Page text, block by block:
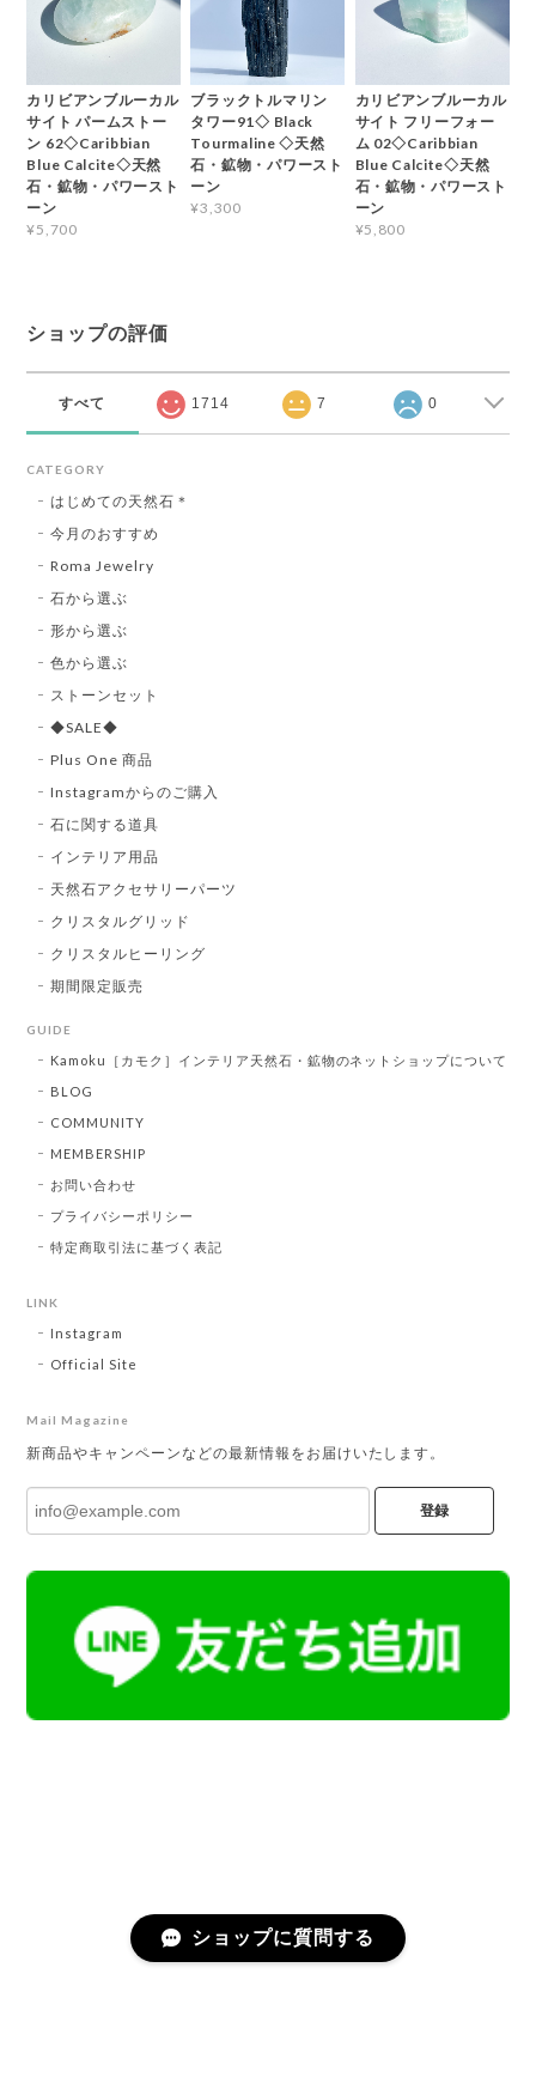
カリビアンブルーカル
サイト パームストー
ン 62◇Caribbian
Blue Calcite◇天然
石・鉱物・パワースト
ーン
¥5,700
ブラックトルマリン
タワー91◇ Black
Tourmaline ◇天然
石・鉱物・パワースト
ーン
¥3,300
カリビアンブルーカル
サイト フリーフォー
ム 02◇Caribbian
Blue Calcite◇天然
石・鉱物・パワースト
ーン
¥5,800
ショップの評価
すべて 1714 7 0
CATEGORY
はじめての天然石＊
今月のおすすめ
Roma Jewelry
石から選ぶ
形から選ぶ
色から選ぶ
ストーンセット
◆SALE◆
Plus One 商品
Instagramからのご購入
石に関する道具
インテリア用品
天然石アクセサリーパーツ
クリスタルグリッド
クリスタルヒーリング
期間限定販売
GUIDE
Kamoku［カモク］インテリア天然石・鉱物のネットショップについて
BLOG
COMMUNITY
MEMBERSHIP
お問い合わせ
プライバシーポリシー
特定商取引法に基づく表記
LINK
Instagram
Official Site
Mail Magazine
新商品やキャンペーンなどの最新情報をお届けいたします。
登録
ショップに質問する